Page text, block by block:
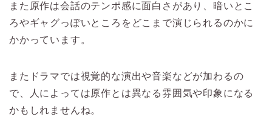
また原作は会話のテンポ感に面白さがあり、暗いとこ
ろやギャグっぽいところをどこまで演じられるのかに
かかっています。
またドラマでは視覚的な演出や音楽などが加わるの
で、人によっては原作とは異なる雰囲気や印象になる
かもしれませんね。